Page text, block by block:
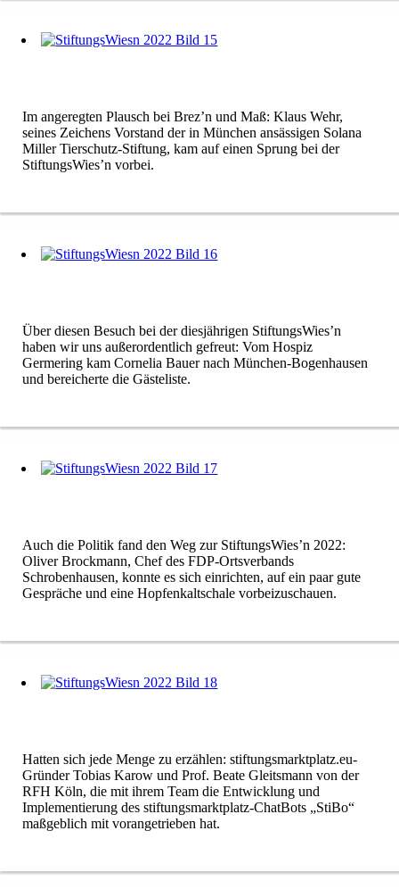
Im angeregten Plausch bei Brez’n und Maß: Klaus Wehr,
seines Zeichens Vorstand der in München ansässigen Solana
Miller Tierschutz-Stiftung, kam auf einen Sprung bei der
StiftungsWies’n vorbei.
Über diesen Besuch bei der diesjährigen StiftungsWies’n
haben wir uns außerordentlich gefreut: Vom Hospiz
Germering kam Cornelia Bauer nach München-Bogenhausen
und bereicherte die Gästeliste.
Auch die Politik fand den Weg zur StiftungsWies’n 2022:
Oliver Brockmann, Chef des FDP-Ortsverbands
Schrobenhausen, konnte es sich einrichten, auf ein paar gute
Gespräche und eine Hopfenkaltschale vorbeizuschauen.
Hatten sich jede Menge zu erzählen: stiftungsmarktplatz.eu-
Gründer Tobias Karow und Prof. Beate Gleitsmann von der
RFH Köln, die mit ihrem Team die Entwicklung und
Implementierung des stiftungsmarktplatz-ChatBots „StiBo“
maßgeblich mit vorangetrieben hat.